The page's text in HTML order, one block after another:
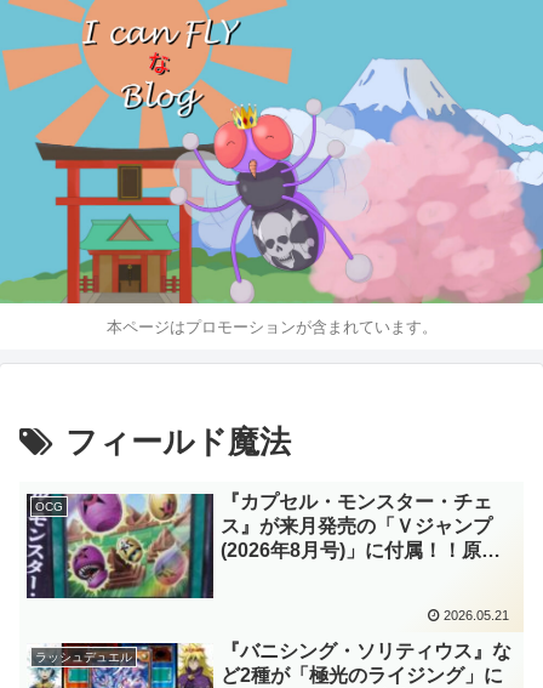
本ページはプロモーションが含まれています。
フィールド魔法
OCG
『カプセル・モンスター・チェ
ス』が来月発売の「Ｖジャンプ
(2026年8月号)」に付属！！原作
戦闘の優劣をつけさせる効果を持
つのかな？【遊戯王OCG】
2026.05.21
ラッシュデュエル
『バニシング・ソリティウス』な
ど2種が「極光のライジング」に